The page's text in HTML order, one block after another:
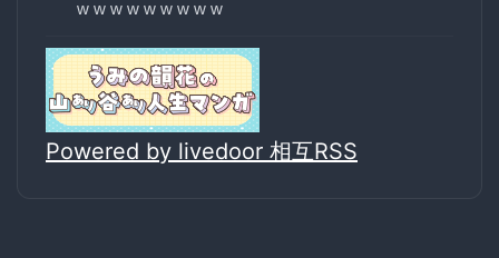
w w w w w w w w w
Powered by livedoor 相互RSS